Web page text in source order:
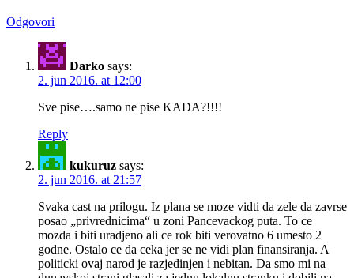
Odgovori
Darko says:
2. jun 2016. at 12:00
Sve pise….samo ne pise KADA?!!!!
Reply
kukuruz says:
2. jun 2016. at 21:57
Svaka cast na prilogu. Iz plana se moze vidti da zele da zavrse
posao „privrednicima“ u zoni Pancevackog puta. To ce
mozda i biti uradjeno ali ce rok biti verovatno 6 umesto 2
godne. Ostalo ce da ceka jer se ne vidi plan finansiranja. A
politicki ovaj narod je razjedinjen i nebitan. Da smo mi na